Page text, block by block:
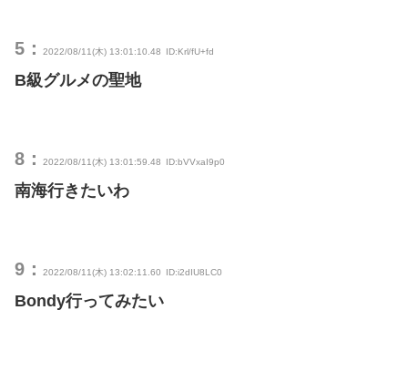
5： 2022/08/11(木) 13:01:10.48 ID:Krl/fU+fd
B級グルメの聖地
8： 2022/08/11(木) 13:01:59.48 ID:bVVxaI9p0
南海行きたいわ
9： 2022/08/11(木) 13:02:11.60 ID:i2dIU8LC0
Bondy行ってみたい